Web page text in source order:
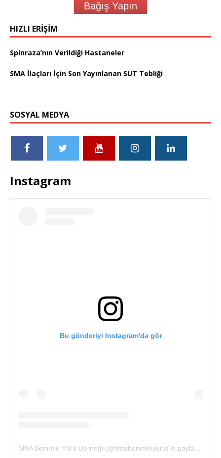
Bağış Yapın
HIZLI ERIŞIM
Spinraza’nın Verildiği Hastaneler
SMA İlaçları İçin Son Yayınlanan SUT Tebliği
SOSYAL MEDYA
Instagram
Bu gönderiyi Instagram'da gör
SMA Benimle Yürü Derneği (@smabenimleyuru)'in paylaştığı bir gönderi